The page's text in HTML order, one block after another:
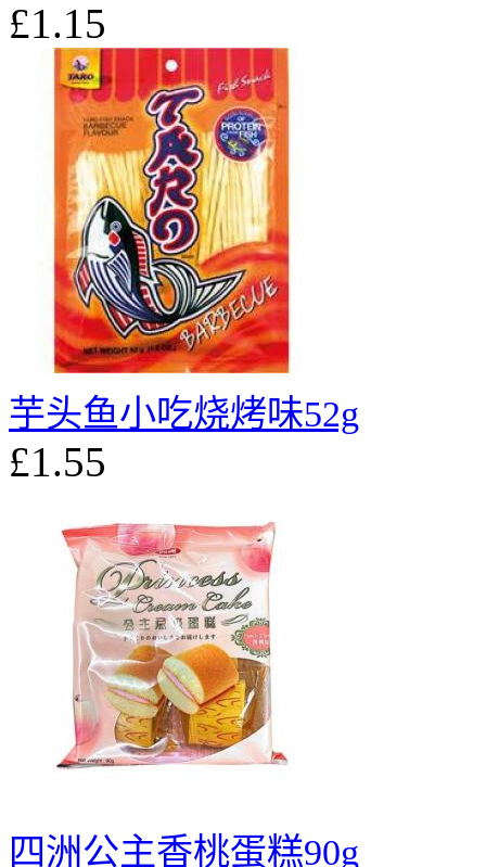
£1.15
芋头鱼小吃烧烤味52g
£1.55
四洲公主香桃蛋糕90g